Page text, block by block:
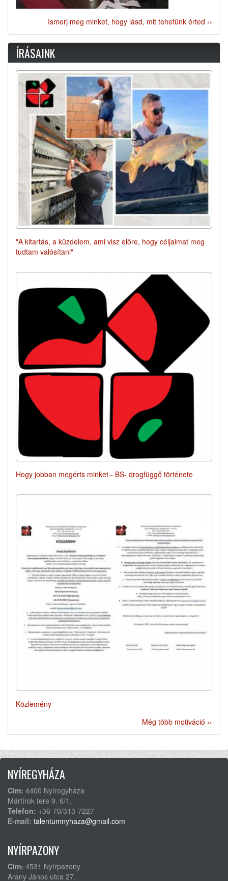
Ismerj meg minket, hogy lásd, mit tehetünk érted ››
ÍRÁSAINK
"A kitartás, a küzdelem, ami visz előre, hogy céljaimat meg
tudtam valósítani"
Hogy jobban megérts minket - BS- drogfüggő története
Közlemény
Még több motiváció ››
NYÍREGYHÁZA
Cím: 4400 Nyíregyháza
Mártírok tere 9. 6/1.
Telefon: +36-70/313-7227
E-mail: talentumnyhaza@gmail.com
NYÍRPAZONY
Cím: 4531 Nyírpazony
Arany János utca 27.